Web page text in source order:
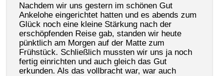
Nachdem wir uns gestern im schönen Gut
Ankelohe eingerichtet hatten und es abends zum
Glück noch eine kleine Stärkung nach der
erschöpfenden Reise gab, standen wir heute
pünktlich am Morgen auf der Matte zum
Frühstück. Schließlich mussten wir uns ja noch
fertig einrichten und auch gleich das Gut
erkunden. Als das vollbracht war, war auch